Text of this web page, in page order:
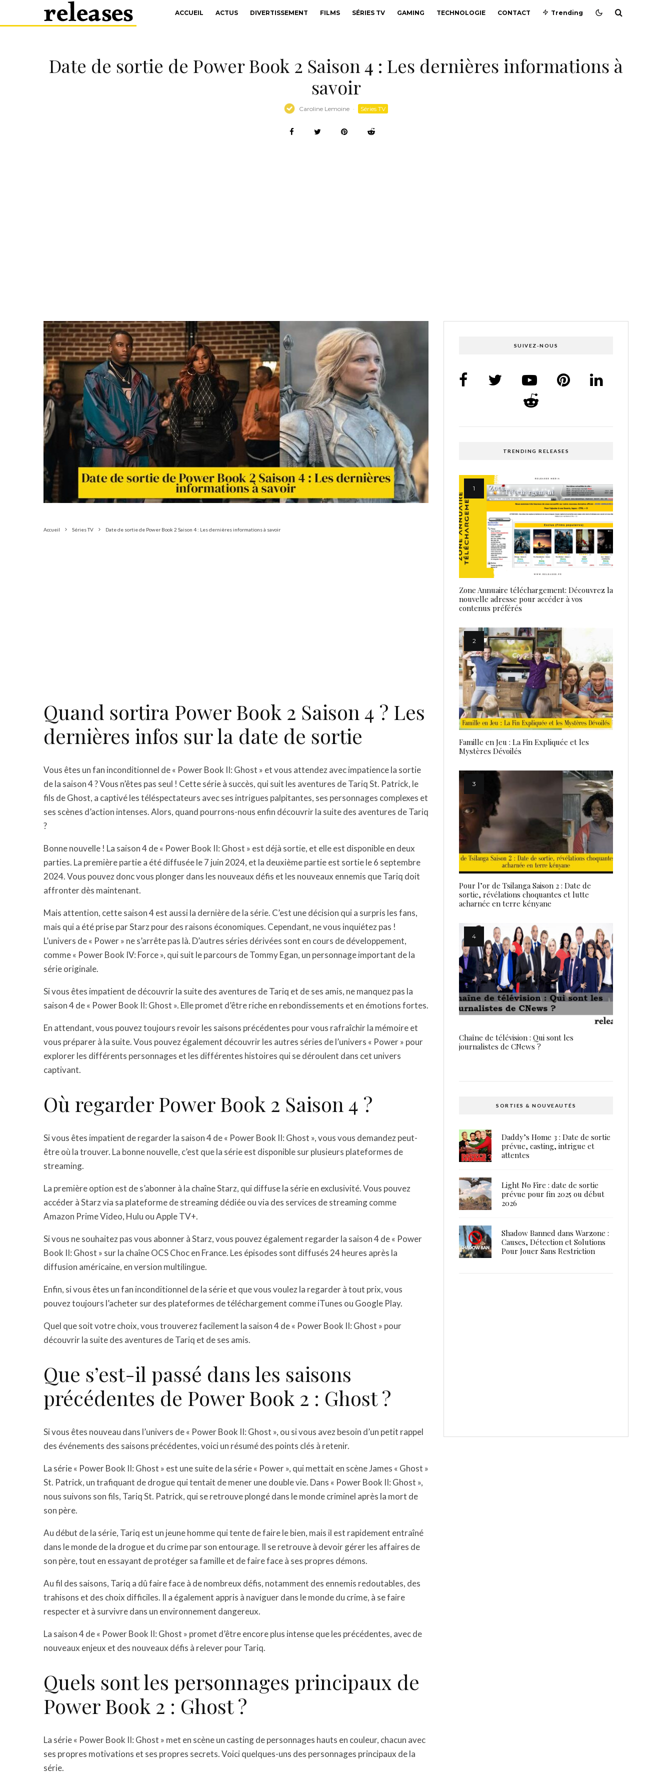
ACCUEIL ACTUS DIVERTISSEMENT FILMS SÉRIES TV GAMING TECHNOLOGIE CONTACT Trending
Date de sortie de Power Book 2 Saison 4 : Les dernières informations à
savoir
Caroline Lemoine · Séries TV
Accueil Séries TV Date de sortie de Power Book 2 Saison 4 : Les dernières informations à savoir
Quand sortira Power Book 2 Saison 4 ? Les
dernières infos sur la date de sortie
Vous êtes un fan inconditionnel de « Power Book II: Ghost » et vous attendez avec impatience la sortie
de la saison 4 ? Vous n’êtes pas seul ! Cette série à succès, qui suit les aventures de Tariq St. Patrick, le
fils de Ghost, a captivé les téléspectateurs avec ses intrigues palpitantes, ses personnages complexes et
ses scènes d’action intenses. Alors, quand pourrons-nous enfin découvrir la suite des aventures de Tariq
?
Bonne nouvelle ! La saison 4 de « Power Book II: Ghost » est déjà sortie, et elle est disponible en deux
parties. La première partie a été diffusée le 7 juin 2024, et la deuxième partie est sortie le 6 septembre
2024. Vous pouvez donc vous plonger dans les nouveaux défis et les nouveaux ennemis que Tariq doit
affronter dès maintenant.
Mais attention, cette saison 4 est aussi la dernière de la série. C’est une décision qui a surpris les fans,
mais qui a été prise par Starz pour des raisons économiques. Cependant, ne vous inquiétez pas !
L’univers de « Power » ne s’arrête pas là. D’autres séries dérivées sont en cours de développement,
comme « Power Book IV: Force », qui suit le parcours de Tommy Egan, un personnage important de la
série originale.
Si vous êtes impatient de découvrir la suite des aventures de Tariq et de ses amis, ne manquez pas la
saison 4 de « Power Book II: Ghost ». Elle promet d’être riche en rebondissements et en émotions fortes.
En attendant, vous pouvez toujours revoir les saisons précédentes pour vous rafraîchir la mémoire et
vous préparer à la suite. Vous pouvez également découvrir les autres séries de l’univers « Power » pour
explorer les différents personnages et les différentes histoires qui se déroulent dans cet univers
captivant.
Où regarder Power Book 2 Saison 4 ?
Si vous êtes impatient de regarder la saison 4 de « Power Book II: Ghost », vous vous demandez peut-
être où la trouver. La bonne nouvelle, c’est que la série est disponible sur plusieurs plateformes de
streaming.
La première option est de s’abonner à la chaîne Starz, qui diffuse la série en exclusivité. Vous pouvez
accéder à Starz via sa plateforme de streaming dédiée ou via des services de streaming comme
Amazon Prime Video, Hulu ou Apple TV+.
Si vous ne souhaitez pas vous abonner à Starz, vous pouvez également regarder la saison 4 de « Power
Book II: Ghost » sur la chaîne OCS Choc en France. Les épisodes sont diffusés 24 heures après la
diffusion américaine, en version multilingue.
Enfin, si vous êtes un fan inconditionnel de la série et que vous voulez la regarder à tout prix, vous
pouvez toujours l’acheter sur des plateformes de téléchargement comme iTunes ou Google Play.
Quel que soit votre choix, vous trouverez facilement la saison 4 de « Power Book II: Ghost » pour
découvrir la suite des aventures de Tariq et de ses amis.
Que s’est-il passé dans les saisons
précédentes de Power Book 2 : Ghost ?
Si vous êtes nouveau dans l’univers de « Power Book II: Ghost », ou si vous avez besoin d’un petit rappel
des événements des saisons précédentes, voici un résumé des points clés à retenir.
La série « Power Book II: Ghost » est une suite de la série « Power », qui mettait en scène James « Ghost »
St. Patrick, un trafiquant de drogue qui tentait de mener une double vie. Dans « Power Book II: Ghost »,
nous suivons son fils, Tariq St. Patrick, qui se retrouve plongé dans le monde criminel après la mort de
son père.
Au début de la série, Tariq est un jeune homme qui tente de faire le bien, mais il est rapidement entraîné
dans le monde de la drogue et du crime par son entourage. Il se retrouve à devoir gérer les affaires de
son père, tout en essayant de protéger sa famille et de faire face à ses propres démons.
Au fil des saisons, Tariq a dû faire face à de nombreux défis, notamment des ennemis redoutables, des
trahisons et des choix difficiles. Il a également appris à naviguer dans le monde du crime, à se faire
respecter et à survivre dans un environnement dangereux.
La saison 4 de « Power Book II: Ghost » promet d’être encore plus intense que les précédentes, avec de
nouveaux enjeux et des nouveaux défis à relever pour Tariq.
Quels sont les personnages principaux de
Power Book 2 : Ghost ?
La série « Power Book II: Ghost » met en scène un casting de personnages hauts en couleur, chacun avec
ses propres motivations et ses propres secrets. Voici quelques-uns des personnages principaux de la
série.
SUIVEZ-NOUS
TRENDING RELEASES
Zone Annuaire téléchargement: Découvrez la
nouvelle adresse pour accéder à vos
contenus préférés
Famille en Jeu : La Fin Expliquée et les
Mystères Dévoilés
Pour l’or de Tsilanga Saison 2 : Date de
sortie, révélations choquantes et lutte
acharnée en terre kényane
Chaîne de télévision : Qui sont les
journalistes de CNews ?
SORTIES & NOUVEAUTÉS
Daddy’s Home 3 : Date de sortie
prévue, casting, intrigue et
attentes
Light No Fire : date de sortie
prévue pour fin 2025 ou début
2026
Shadow Banned dans Warzone :
Causes, Détection et Solutions
Pour Jouer Sans Restriction